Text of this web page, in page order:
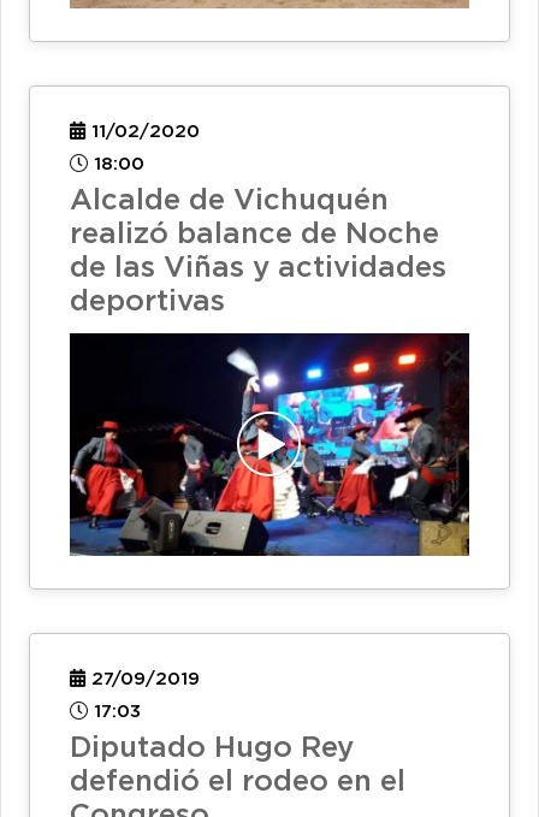
11/02/2020
18:00
Alcalde de Vichuquén
realizó balance de Noche
de las Viñas y actividades
deportivas
27/09/2019
17:03
Diputado Hugo Rey
defendió el rodeo en el